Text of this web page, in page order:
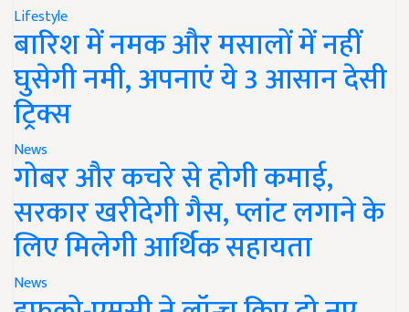
Lifestyle
बारिश में नमक और मसालों में नहीं
घुसेगी नमी, अपनाएं ये 3 आसान देसी
ट्रिक्स
News
गोबर और कचरे से होगी कमाई,
सरकार खरीदेगी गैस, प्लांट लगाने के
लिए मिलेगी आर्थिक सहायता
News